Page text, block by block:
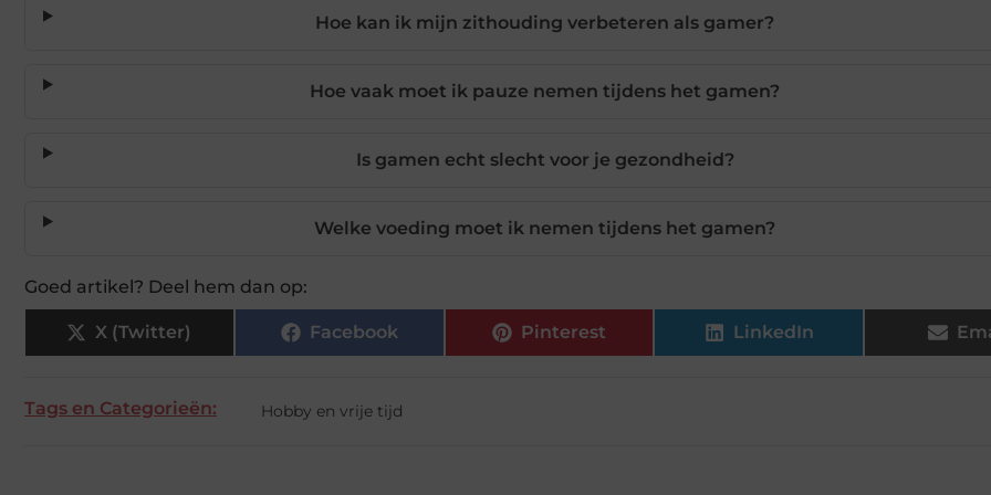
Hoe kan ik mijn zithouding verbeteren als gamer?
Hoe vaak moet ik pauze nemen tijdens het gamen?
Is gamen echt slecht voor je gezondheid?
Welke voeding moet ik nemen tijdens het gamen?
Goed artikel? Deel hem dan op:
X (Twitter) Facebook Pinterest LinkedIn
Tags en Categorieën: Hobby en vrije tijd